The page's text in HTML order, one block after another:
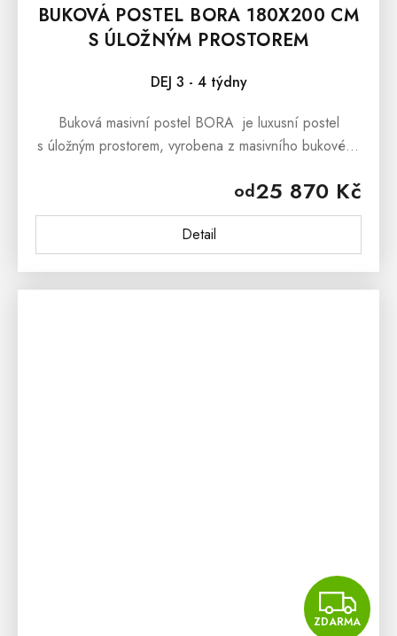
BUKOVÁ POSTEL BORA 180X200 CM
S ÚLOŽNÝM PROSTOREM
DEJ 3 - 4 týdny
od25 870 Kč
Detail
Buková masivní postel BORA je luxusní postel
s úložným prostorem, vyrobena z masivního bukového
a stylovým provedenímBuková...
ZDARMA